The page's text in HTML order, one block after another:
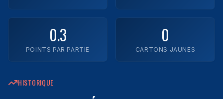
0.3
POINTS PAR PARTIE
0
CARTONS JAUNES
HISTORIQUE